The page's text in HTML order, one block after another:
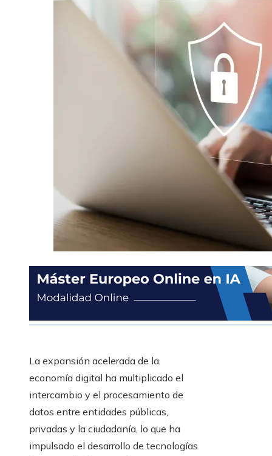
La expansión acelerada de la
economía digital ha multiplicado el
intercambio y el procesamiento de
datos entre entidades públicas,
privadas y la ciudadanía, lo que ha
impulsado el desarrollo de tecnologías